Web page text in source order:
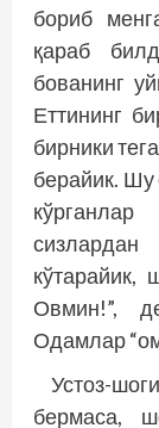
бориб
қараб
бованинг
Еттининг
бирники
берайик. Шу
кўтарайик,
Овмин!”,
Одамлар
Устоз-
бермаса,